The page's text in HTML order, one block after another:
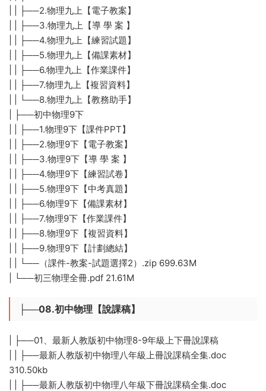
| | ├──2.物理九上【電子教案】
| | ├──3.物理九上【導 學 案 】
| | ├──4.物理九上【練習試題】
| | ├──5.物理九上【備課素材】
| | ├──6.物理九上【作業課件】
| | ├──7.物理九上【複習資料】
| | └──8.物理九上【教務助手】
| ├──初中物理9下
| | ├──1.物理9下【課件PPT】
| | ├──2.物理9下【電子教案】
| | ├──3.物理9下【導 學 案 】
| | ├──4.物理9下【練習試卷】
| | ├──5.物理9下【中考真題】
| | ├──6.物理9下【備課素材】
| | ├──7.物理9下【作業課件】
| | ├──8.物理9下【複習資料】
| | ├──9.物理9下【計劃總結】
| | └──（課件-教案-試題選擇2）.zip 699.63M
| └──初三物理全冊.pdf 21.61M
├──08.初中物理【說課稿】
| ├──01、最新人教版初中物理8-9年級上下冊說課稿
| | ├──最新人教版初中物理八年級上冊說課稿全集.doc
310.50kb
| | ├──最新人教版初中物理八年級下冊說課稿全集.doc